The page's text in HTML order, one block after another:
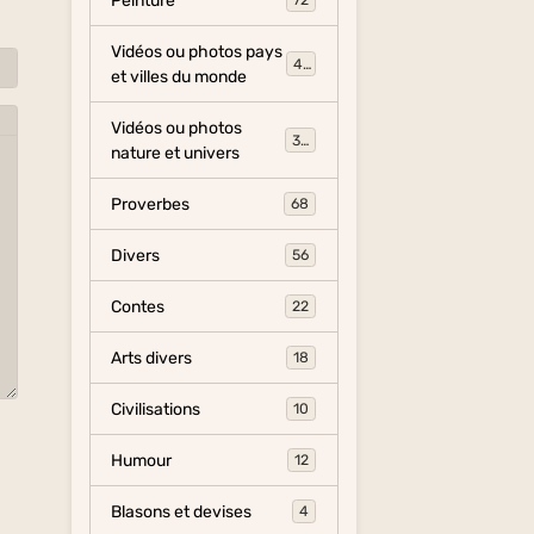
Vidéos ou photos pays
et villes du monde
454
Vidéos ou photos
nature et univers
325
Proverbes 68
Divers 56
Contes 22
Arts divers 18
Civilisations 10
Humour 12
Blasons et devises 4